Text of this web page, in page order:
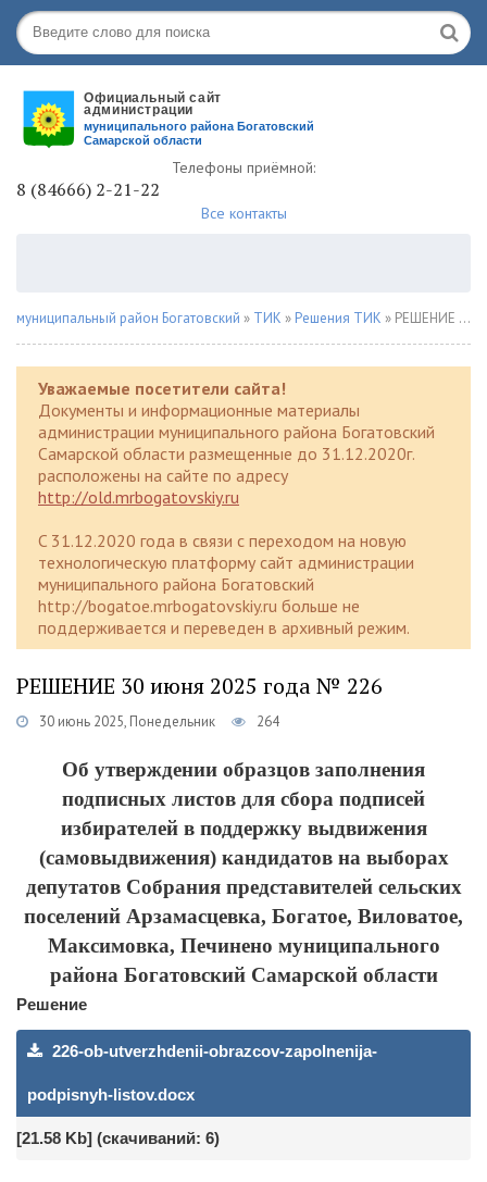
Телефоны приёмной:
8 (84666) 2-21-22
Все контакты
муниципальный район Богатовский » ТИК » Решения ТИК » РЕШЕНИЕ 30 июня 2025 года № 226
Уважаемые посетители сайта!
Документы и информационные материалы
администрации муниципального района Богатовский
Самарской области размещенные до 31.12.2020г.
расположены на сайте по адресу
http://old.mrbogatovskiy.ru
C 31.12.2020 года в связи с переходом на новую
технологическую платформу сайт администрации
муниципального района Богатовский
http://bogatoe.mrbogatovskiy.ru больше не
поддерживается и переведен в архивный режим.
РЕШЕНИЕ 30 июня 2025 года № 226
30 июнь 2025, Понедельник 264
Об утверждении образцов заполнения
подписных листов для сбора подписей
избирателей в поддержку выдвижения
(самовыдвижения) кандидатов на выборах
депутатов Собрания представителей сельских
поселений Арзамасцевка, Богатое, Виловатое,
Максимовка, Печинено муниципального
района Богатовский Самарской области
Решение
226-ob-utverzhdenii-obrazcov-zapolnenija-
podpisnyh-listov.docx
[21.58 Kb] (cкачиваний: 6)